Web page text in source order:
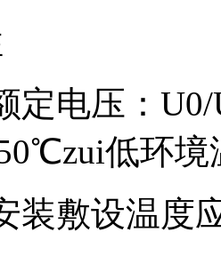
定电压
低环境
敷设温度应